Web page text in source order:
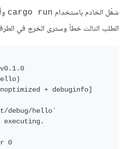
شغّل الخادم باستخدام cargo run
الطلب الثالث خطأ وسترى الخرج في
0